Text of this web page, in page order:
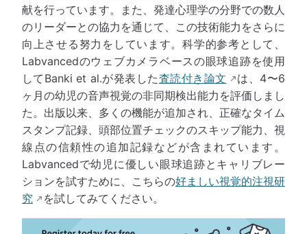
献を行っています。また、発達心理学の分野での数人
のリーダーとの協力を通じて、この技術能力をさらに
向上させる努力をしています。科学的参考として、
Labvancedのウェブカメラベースの眼球追跡を使用
してBanki et al.が発表した査読付き論文
は、4〜6
ヶ月の幼児の音声視覚の非同期検出能力を評価しまし
た。出版以来、多くの機能が追加され、正確なタイム
スタンプ記録、頭部位置チェックのスキップ能力、視
線点の信頼性の追加記録などが含まれています。
Labvancedで幼児に優しい眼球追跡とキャリブレー
ションを試すために、こちらの好ましい視覚的注視研
究
を試してみてください。